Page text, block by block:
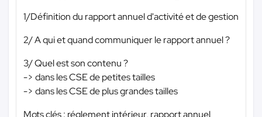
1/Définition du rapport annuel d'activité et de gestion
2/ A qui et quand communiquer le rapport annuel ?
3/ Quel est son contenu ?
-> dans les CSE de petites tailles
-> dans les CSE de plus grandes tailles
Mots clés : réglement intérieur, rapport annuel